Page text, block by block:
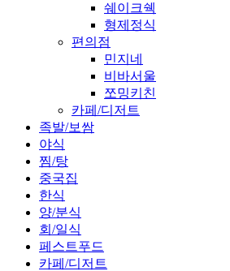
쉐이크쉑
형제정식
편의점
민지네
비바서울
쪼밍키친
카페/디저트
족발/보쌈
야식
찜/탕
중국집
한식
양/분식
회/일식
페스트푸드
카페/디저트